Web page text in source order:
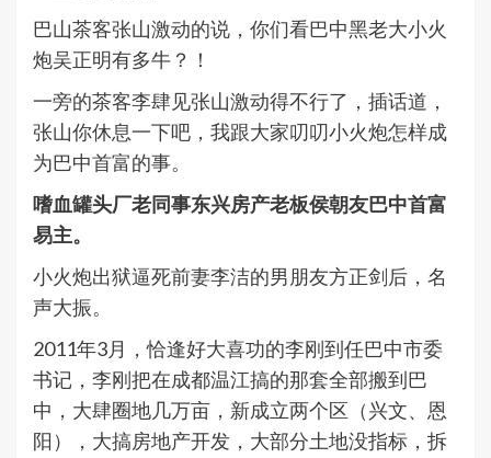
巴山茶客张山激动的说，你们看巴中黑老大小火
炮吴正明有多牛？！
一旁的茶客李肆见张山激动得不行了，插话道，
张山你休息一下吧，我跟大家叨叨小火炮怎样成
为巴中首富的事。
嗜血罐头厂老同事东兴房产老板侯朝友巴中首富
易主。
小火炮出狱逼死前妻李洁的男朋友方正剑后，名
声大振。
2011年3月，恰逢好大喜功的李刚到任巴中市委
书记，李刚把在成都温江搞的那套全部搬到巴
中，大肆圈地几万亩，新成立两个区（兴文、恩
阳），大搞房地产开发，大部分土地没指标，拆